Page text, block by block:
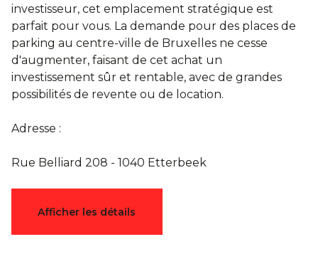
investisseur, cet emplacement stratégique est
parfait pour vous. La demande pour des places de
parking au centre-ville de Bruxelles ne cesse
d'augmenter, faisant de cet achat un
investissement sûr et rentable, avec de grandes
possibilités de revente ou de location.
Adresse :
Rue Belliard 208 - 1040 Etterbeek
Caractéristiques
Afficher les détails